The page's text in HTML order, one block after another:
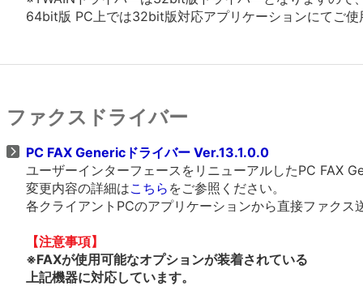
64bit版 PC上では32bit版対応アプリケーションにてご使
ファクスドライバー
PC FAX Genericドライバー Ver.13.1.0.0
ユーザーインターフェースをリニューアルしたPC FAX
変更内容の詳細はこちら をご参照ください。
各クライアントPCのアプリケーションから直接ファクス
【注意事項】
※FAXが使用可能なオプションが装着されている
上記機器に対応しています。